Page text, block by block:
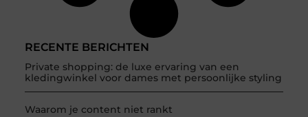
RECENTE BERICHTEN
Private shopping: de luxe ervaring van een
kledingwinkel voor dames met persoonlijke styling
Waarom je content niet rankt